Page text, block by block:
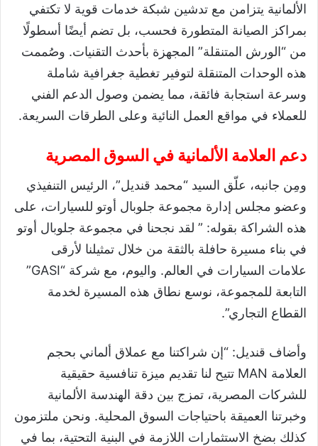
الألمانية يتزامن مع تدشين شبكة خدمات قوية لا تكتفي
بمراكز الصيانة المتطورة فحسب، بل تضم أيضًا أسطولًا
من “الورش المتنقلة” المجهزة بأحدث التقنيات. وصُممت
هذه الوحدات المتنقلة لتوفير تغطية جغرافية شاملة
وسرعة استجابة فائقة، مما يضمن وصول الدعم الفني
للعملاء في مواقع العمل النائية وعلى الطرقات السريعة.
دعم العلامة الألمانية في السوق المصرية
ومِن جانبه، علّق السيد “محمد قنديل”، الرئيس التنفيذي
وعضو مجلس إدارة مجموعة جلوبال أوتو للسيارات، على
هذه الشراكة بقوله: ” لقد نجحنا في مجموعة جلوبال أوتو
في بناء مسيرة حافلة بالثقة من خلال تمثيلنا لأرقى
علامات السيارات في العالم. واليوم، مع شركة “GASI”
التابعة للمجموعة، نوسع نطاق هذه المسيرة لخدمة
القطاع التجاري”.
وأضاف قنديل: “إن شراكتنا مع عملاق ألماني بحجم
العلامة MAN تتيح لنا تقديم ميزة تنافسية حقيقية
للشركات المصرية، تمزج بين دقة الهندسة الألمانية
وخبرتنا العميقة باحتياجات السوق المحلية. ونحن ملتزمون
كذلك بضخ الاستثمارات اللازمة في البنية التحتية، بما في